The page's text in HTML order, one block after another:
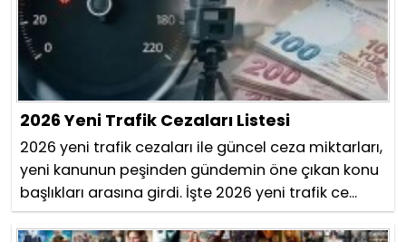
2026 Yeni Trafik Cezaları Listesi
2026 yeni trafik cezaları ile güncel ceza miktarları,
yeni kanunun peşinden gündemin öne çıkan konu
başlıkları arasına girdi. İşte 2026 yeni trafik ce...